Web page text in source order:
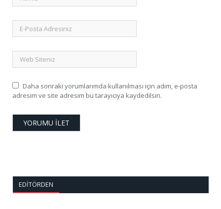
Daha sonraki yorumlarımda kullanılması için adım, e-posta
adresim ve site adresim bu tarayıcıya kaydedilsin.
EDITÖRDEN